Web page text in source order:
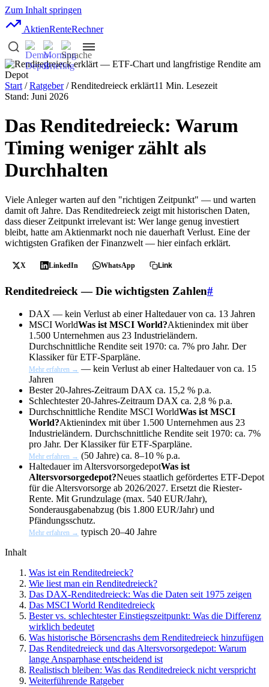
Zum Inhalt springen
AktienRenteRechner
Start /Ratgeber/ Renditedreieck erklärt11 Min. Lesezeit
Stand: Juni 2026
Das Renditedreieck: Warum
Timing weniger zählt als
Durchhalten
Viele Anleger warten auf den "richtigen Zeitpunkt" — und warten
damit oft Jahre. Das Renditedreieck zeigt mit historischen Daten,
dass dieser Zeitpunkt irrelevant ist: Wer lange genug investiert
bleibt, hatte am Aktienmarkt noch nie dauerhaft Verlust. Eine der
wichtigsten Grafiken der Finanzwelt — hier einfach erklärt.
X LinkedIn WhatsApp Link
Renditedreieck — Die wichtigsten Zahlen#
DAX — kein Verlust ab einer Haltedauer von ca. 13 Jahren
MSCI WorldWas ist MSCI World?Aktienindex mit über
1.500 Unternehmen aus 23 Industrieländern.
Durchschnittliche Rendite seit 1970: ca. 7% pro Jahr. Der
Klassiker für ETF-Sparpläne.
Mehr erfahren → — kein Verlust ab einer Haltedauer von ca. 15
Jahren
Bester 20-Jahres-Zeitraum DAX ca. 15,2 % p.a.
Schlechtester 20-Jahres-Zeitraum DAX ca. 2,8 % p.a.
Durchschnittliche Rendite MSCI WorldWas ist MSCI
World?Aktienindex mit über 1.500 Unternehmen aus 23
Industrieländern. Durchschnittliche Rendite seit 1970: ca. 7%
pro Jahr. Der Klassiker für ETF-Sparpläne.
Mehr erfahren → (50 Jahre) ca. 8–10 % p.a.
Haltedauer im AltersvorsorgedepotWas ist
Altersvorsorgedepot?Neues staatlich gefördertes ETF-Depot
für die Altersvorsorge ab 2026/2027. Ersetzt die Riester-
Rente. Mit Grundzulage (max. 540 EUR/Jahr),
Sonderausgabenabzug (bis 1.800 EUR/Jahr) und
Pfändungsschutz.
Mehr erfahren → typisch 20–40 Jahre
Inhalt
Was ist ein Renditedreieck?
Wie liest man ein Renditedreieck?
Das DAX-Renditedreieck: Was die Daten seit 1975 zeigen
Das MSCI World Renditedreieck
Bester vs. schlechtester Einstiegszeitpunkt: Was die Differenz
wirklich bedeutet
Was historische Börsencrashs dem Renditedreieck hinzufügen
Das Renditedreieck und das Altersvorsorgedepot: Warum
lange Ansparphase entscheidend ist
Realistisch bleiben: Was das Renditedreieck nicht verspricht
Weiterführende Ratgeber